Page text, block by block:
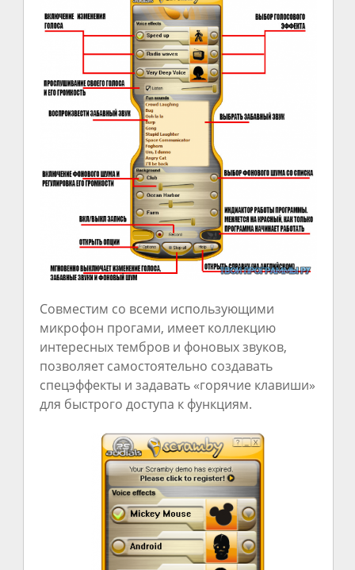
Совместим со всеми использующими
микрофон прогами, имеет коллекцию
интересных тембров и фоновых звуков,
позволяет самостоятельно создавать
спецэффекты и задавать «горячие клавиши»
для быстрого доступа к функциям.